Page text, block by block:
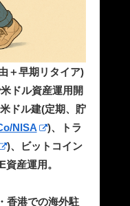
＋早期リタイア)
ドル資産運用開
ドル建(定期、貯
NISA
)、トラ
)、ビットコイン
資産運用。
香港での海外駐